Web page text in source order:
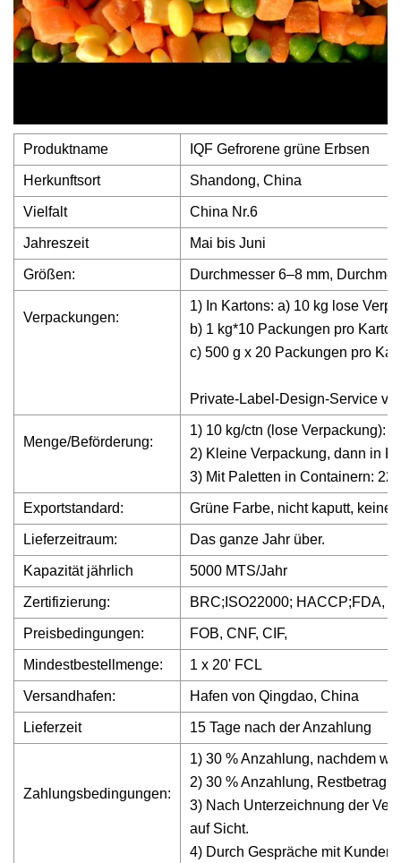
Produktname IQF Gefrorene grüne Erbsen
Herkunftsort Shandong, China
Vielfalt China Nr.6
Jahreszeit Mai bis Juni
Größen: Durchmesser 6–8 mm,
Verpackungen:
1) In Kartons: a) 10 kg lose
b) 1 kg*10 Packungen pro Karton
c) 500 g x 20 Packungen pro
Private-Label-Design-Service
Menge/Beförderung:
1) 10 kg/ctn (lose Verpackung):
2) Kleine Verpackung, dann in
3) Mit Paletten in Containern: 22
Exportstandard: Grüne Farbe, nicht kaputt, keine
Lieferzeitraum: Das ganze Jahr über.
Kapazität jährlich 5000 MTS/Jahr
Zertifizierung: BRC;ISO22000; HACCP;FDA,
Preisbedingungen: FOB, CNF, CIF,
Mindestbestellmenge: 1 x 20' FCL
Versandhafen: Hafen von Qingdao, China
Lieferzeit 15 Tage nach der Anzahlung
Zahlungsbedingungen:
1) 30 % Anzahlung, nachdem
2) 30 % Anzahlung, Restbetrag
3) Nach Unterzeichnung der
auf Sicht.
4) Durch Gespräche mit Kunden.